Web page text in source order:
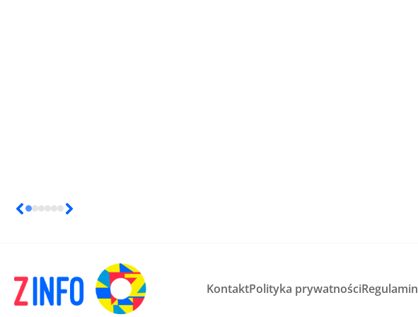
KontaktPolityka prywatnościRegulamin